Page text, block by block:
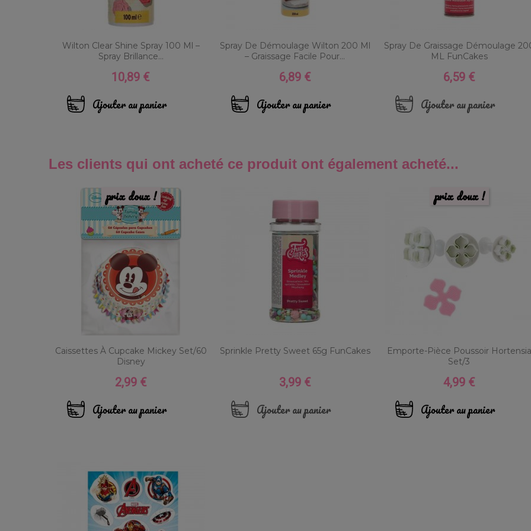
Wilton Clear Shine Spray 100 Ml –
Spray Brillance...
Prix
10,89 €
Ajouter au panier
Spray De Démoulage Wilton 200 Ml
– Graissage Facile Pour...
Prix
6,89 €
Ajouter au panier
Spray De Graissage Démoulage
ML FunCakes
Prix
6,59 €
Ajouter au panier
Les clients qui ont acheté ce produit ont également acheté...
Caissettes À Cupcake Mickey Set/60
Disney
Prix
2,99 €
Ajouter au panier
prix doux !
Sprinkle Pretty Sweet 65g FunCakes
Prix
3,99 €
Ajouter au panier
Emporte-Pièce Poussoir Hortensia
Set/3
Prix
4,99 €
Ajouter au panier
prix doux !